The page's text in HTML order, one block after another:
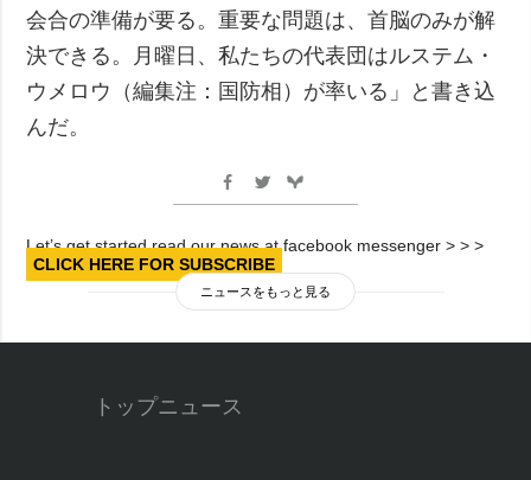
会合の準備が要る。重要な問題は、首脳のみが解
決できる。月曜日、私たちの代表団はルステム・
ウメロウ（編集注：国防相）が率いる」と書き込
んだ。
Let’s get started read our news at facebook messenger > > >
CLICK HERE FOR SUBSCRIBE
ニュースをもっと見る
トップニュース